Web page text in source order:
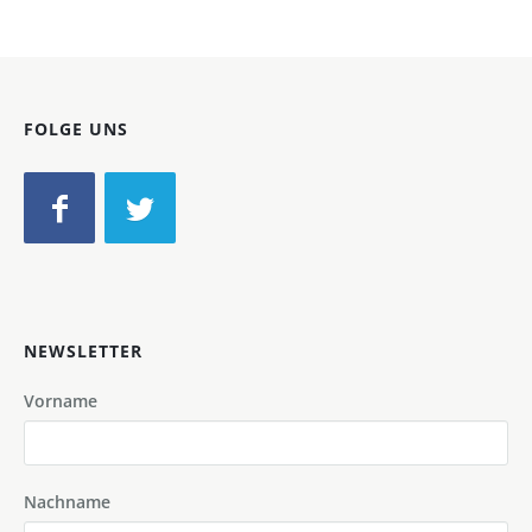
FOLGE UNS
NEWSLETTER
Vorname
Nachname